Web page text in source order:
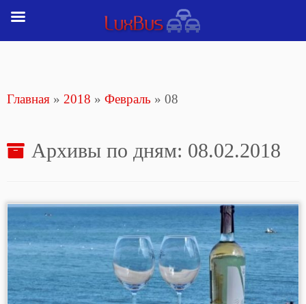
Главная » 2018 » Февраль » 08
Архивы по дням: 08.02.2018